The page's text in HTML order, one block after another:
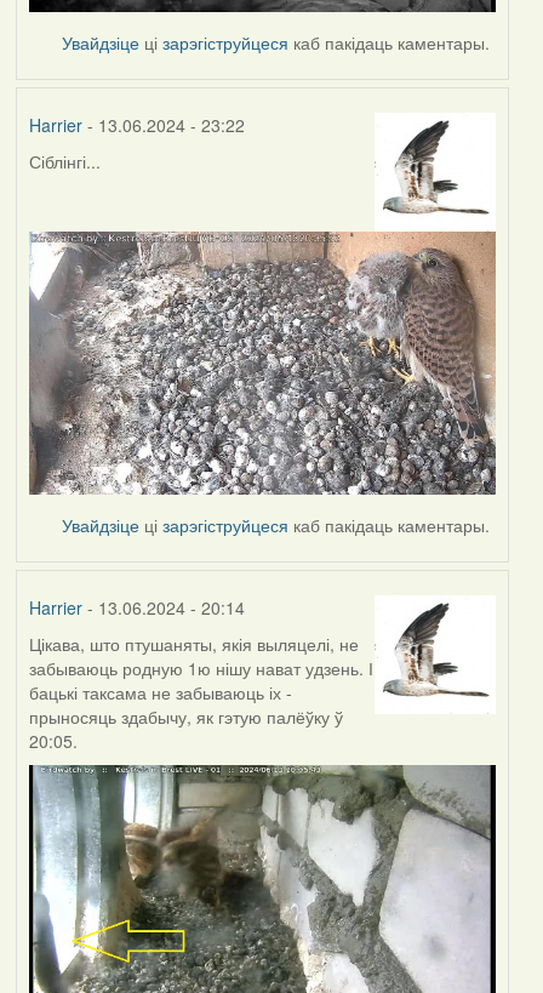
Увайдзіце цізарэгіструйцеся каб пакідаць каментары.
Harrier- 13.06.2024 - 23:22
Сіблінгі...
Увайдзіце цізарэгіструйцеся каб пакідаць каментары.
Harrier- 13.06.2024 - 20:14
Цікава, што птушаняты, якія выляцелі, не
забываюць родную 1ю нішу нават удзень. І
бацькі таксама не забываюць іх -
прыносяць здабычу, як гэтую палёўку ў
20:05.